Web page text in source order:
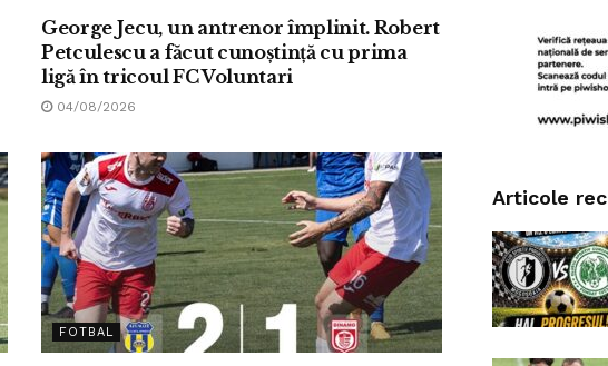
George Jecu, un antrenor împlinit. Robert
Petculescu a făcut cunoștință cu prima
ligă în tricoul FC Voluntari
04/08/2026
FOTBAL
Articole